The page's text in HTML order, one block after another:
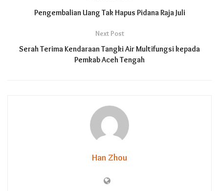
Pengembalian Uang Tak Hapus Pidana Raja Juli
Next Post
Serah Terima Kendaraan Tangki Air Multifungsi kepada
Pemkab Aceh Tengah
Han Zhou